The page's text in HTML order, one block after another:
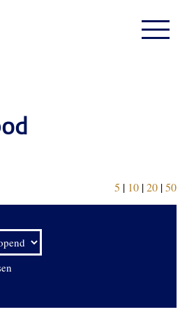
5 | 10 |20 |50